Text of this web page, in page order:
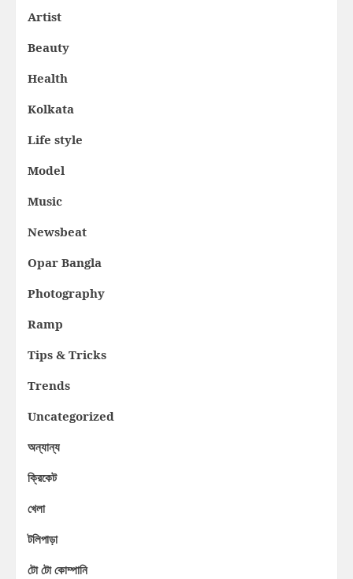
Artist
Beauty
Health
Kolkata
Life style
Model
Music
Newsbeat
Opar Bangla
Photography
Ramp
Tips & Tricks
Trends
Uncategorized
অন্যান্য
ক্রিকেট
খেলা
টলিপাড়া
টো টো কোম্পানি